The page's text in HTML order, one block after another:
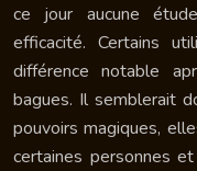
ce jour aucune
efficacité. Certains
différence notable
bagues. Il semblerait
pouvoirs magiques,
certaines personnes